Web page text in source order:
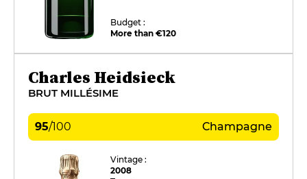
Budget :
More than €120
Charles Heidsieck
BRUT MILLÉSIME
95/100 Champagne
Vintage :
2008